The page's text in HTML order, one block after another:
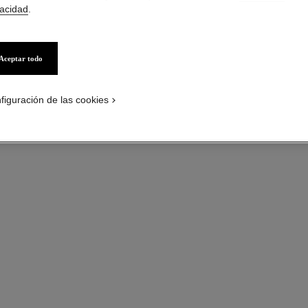
ver la versión tamaño estándar
Diamantes y
Aceptar todo
de las cookies